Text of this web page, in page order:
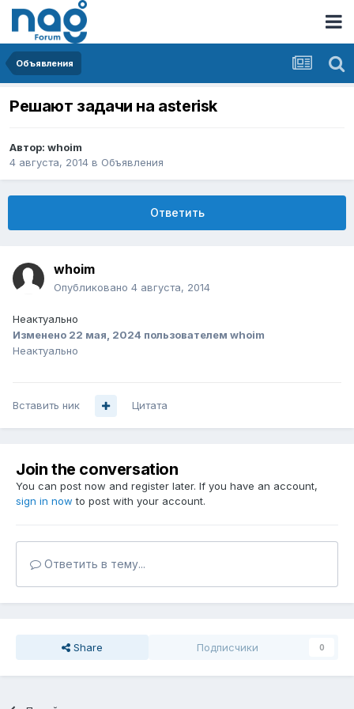
Объявления
Решают задачи на asterisk
Автор: whoim
4 августа, 2014 в Объявления
Ответить
whoim
Опубликовано 4 августа, 2014
Неактуально
Изменено 22 мая, 2024 пользователем whoim
Неактуально
Вставить ник Цитата
Join the conversation
You can post now and register later. If you have an account,
sign in now to post with your account.
Ответить в тему...
Share Подписчики 0